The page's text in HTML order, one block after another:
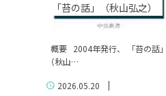
「苔の話」（秋山弘之）
概要 2004年発行、 「苔の話」
（秋山…
2026.05.20
|